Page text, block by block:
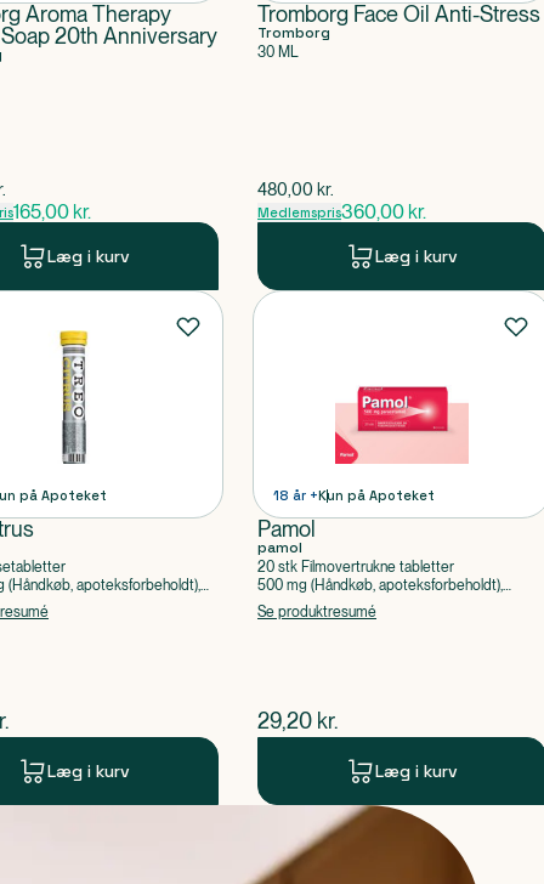
Aroma Therapy
20th Anniversary
165,00 kr.
Læg i kurv
Tromborg Face Oil Anti-Stress
Tromborg
30 ML
$gammel pris
480,00 kr.
Medlemspris360,00 kr.
Læg i kurv
på Apoteket
(Håndkøb, apoteksforbeholdt),
Caffein
pris
Læg i kurv
18 år +Kun på Apoteket
Pamol
pamol
20 stk Filmovertrukne tabletter
500 mg (Håndkøb, apoteksforbeholdt),
Paracetamol
Se produktresumé
$nuværende pris
29,20 kr.
Læg i kurv